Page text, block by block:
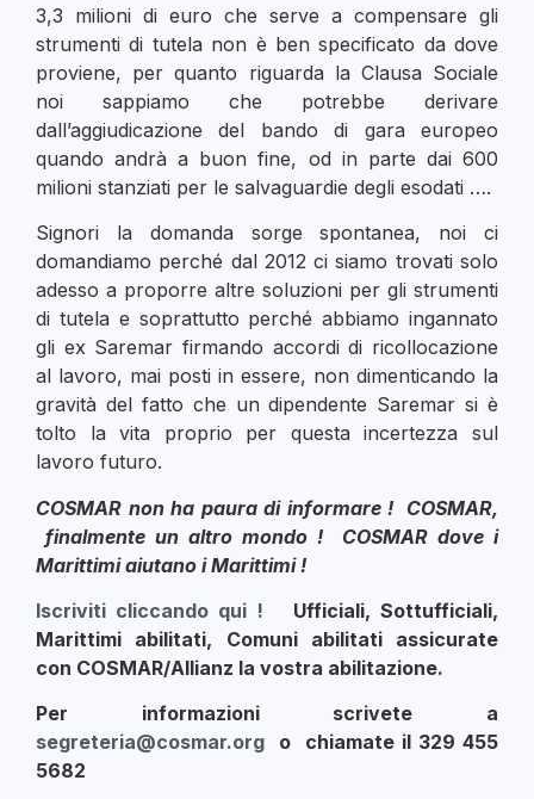
3,3 milioni di euro che serve a compensare gli
strumenti di tutela non è ben specificato da dove
proviene, per quanto riguarda la Clausa Sociale
noi sappiamo che potrebbe derivare
dall’aggiudicazione del bando di gara europeo
quando andrà a buon fine, od in parte dai 600
milioni stanziati per le salvaguardie degli esodati ….
Signori la domanda sorge spontanea, noi ci
domandiamo perché dal 2012 ci siamo trovati solo
adesso a proporre altre soluzioni per gli strumenti
di tutela e soprattutto perché abbiamo ingannato
gli ex Saremar firmando accordi di ricollocazione
al lavoro, mai posti in essere, non dimenticando la
gravità del fatto che un dipendente Saremar si è
tolto la vita proprio per questa incertezza sul
lavoro futuro.
COSMAR non ha paura di informare ! COSMAR,
finalmente un altro mondo ! COSMAR dove i
Marittimi aiutano i Marittimi !
Iscriviti cliccando qui !
Ufficiali, Sottufficiali,
Marittimi abilitati, Comuni abilitati assicurate
con COSMAR/Allianz la vostra abilitazione.
Per informazioni scrivete a
segreteria@cosmar.org o chiamate il 329 455
5682